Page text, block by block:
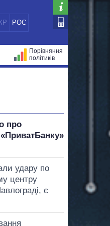
РОС
Порівняння
політиків
про
удару по
центру
є